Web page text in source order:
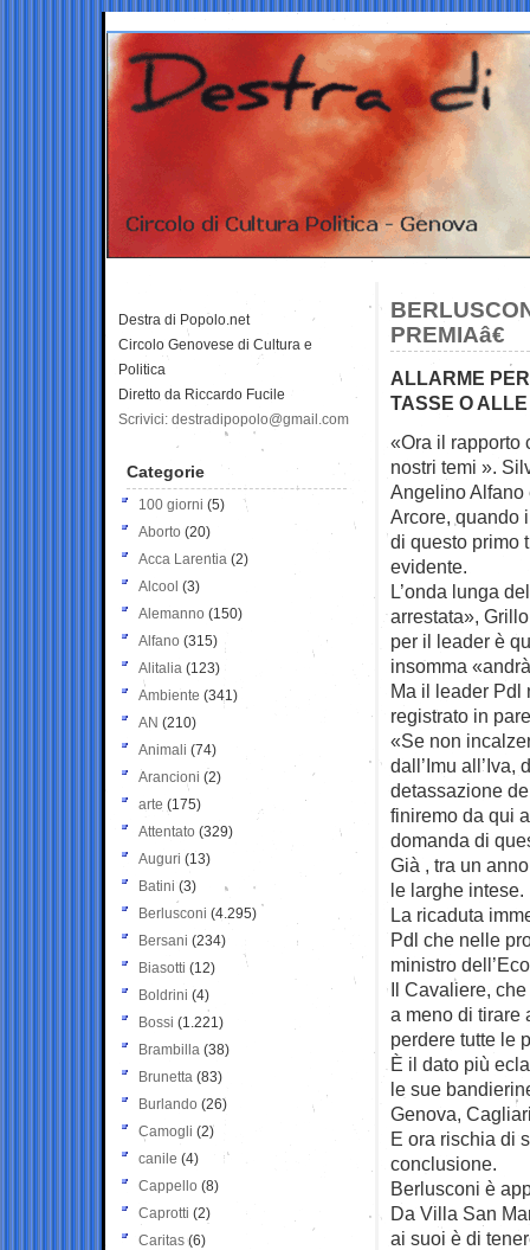
PREMIAâ€
ALLARME
TASSE O
«Ora il rapporto
nostri temi ».
Angelino Alfano
Arcore, quando
di questo primo
evidente.
L’onda lunga
arrestata»,
per il leader è
insomma
Ma il leader Pdl
registrato in
«Se non
dall’Imu all’Iva,
detassazione
finiremo da qui
domanda di
Già , tra un
le larghe intese.
La ricaduta
Pdl che nelle
ministro
Il Cavaliere,
a meno di tirare
perdere tutte le
È il dato più
le sue
Genova,
E ora rischia di
conclusione.
Berlusconi è
Da Villa San
ai suoi è di
Destra di Popolo.net
Circolo Genovese di Cultura e
Politica
Diretto da Riccardo Fucile
Scrivici: destradipopolo@gmail.com
Categorie
100 giorni (5)
Aborto (20)
Acca Larentia (2)
Alcool (3)
Alemanno (150)
Alfano (315)
Alitalia (123)
Ambiente (341)
AN (210)
Animali (74)
Arancioni (2)
arte (175)
Attentato (329)
Auguri (13)
Batini (3)
Berlusconi (4.295)
Bersani (234)
Biasotti (12)
Boldrini (4)
Bossi (1.221)
Brambilla (38)
Brunetta (83)
Burlando (26)
Camogli (2)
canile (4)
Cappello (8)
Caprotti (2)
Caritas (6)